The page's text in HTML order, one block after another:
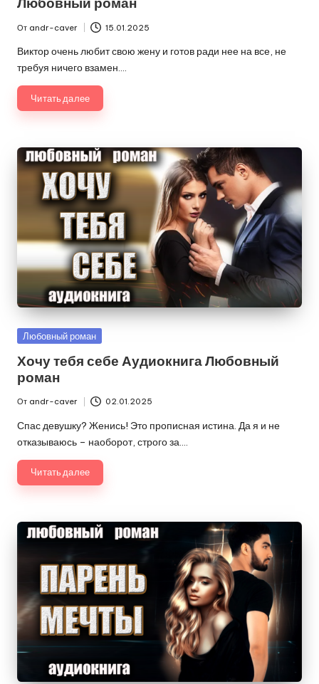
Запись
от
От andr-caver 15.01.2025
Виктор очень любит свою жену и готов ради нее на все, не
требуя ничего взамен.…
Читать далее
Опубликовано
Любовный роман
Хочу тебя себе Аудиокнига Любовный
роман
от
От andr-caver 02.01.2025
Спас девушку? Женись! Это прописная истина. Да я и не
отказываюсь – наоборот, строго за.…
Читать далее